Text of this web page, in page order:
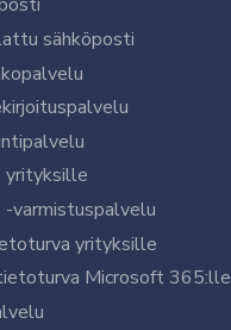
sähköposti
yrityksille
varmistuspalvelu
yrityksille
Microsoft 365:lle